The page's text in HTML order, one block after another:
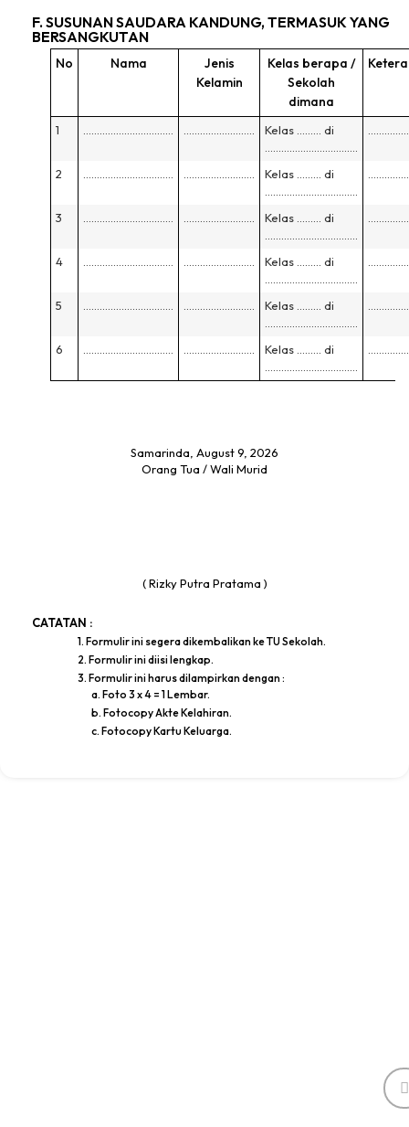
F. SUSUNAN SAUDARA KANDUNG, TERMASUK YANG
BERSANGKUTAN
No Nama
Jenis
Kelamin
Kelas berapa /
Sekolah
dimana
1
Kelas ……… di
2
Kelas ……… di
3
Kelas ……… di
4
Kelas ……… di
5
Kelas ……… di
6
Kelas ……… di
Samarinda, August 9, 2026
Orang Tua / Wali Murid
( Rizky Putra Pratama )
CATATAN :
1. Formulir ini segera dikembalikan ke TU Sekolah.
2. Formulir ini diisi lengkap.
3. Formulir ini harus dilampirkan dengan :
a. Foto 3 x 4 = 1 Lembar.
b. Fotocopy Akte Kelahiran.
c. Fotocopy Kartu Keluarga.